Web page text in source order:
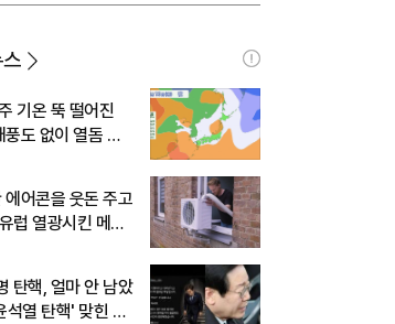
트
트
기온 뚝 떨어진
도 없이 열돔 박
에어콘을 웃돈 주고
럽 열광시킨 메이
탄핵, 얼마 안 남았
석열 탄핵' 맞힌 무